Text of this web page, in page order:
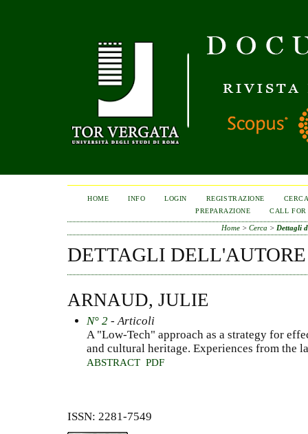
HOME INFO LOGIN REGISTRAZIONE
PREPARAZIONE
CALL FOR
Home> Cerca > Dettagli
DETTAGLI DELL'AUTORE
ARNAUD, JULIE
N° 2 - Articoli
A "Low-Tech" approach as a strategy for
and cultural heritage. Experiences from the
ABSTRACT PDF
ISSN: 2281-7549